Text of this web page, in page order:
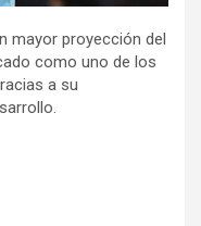
mayor proyección del
como uno de los
a su